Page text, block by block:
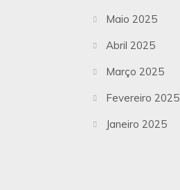
Maio 2025
Abril 2025
Março 2025
Fevereiro 2025
Janeiro 2025